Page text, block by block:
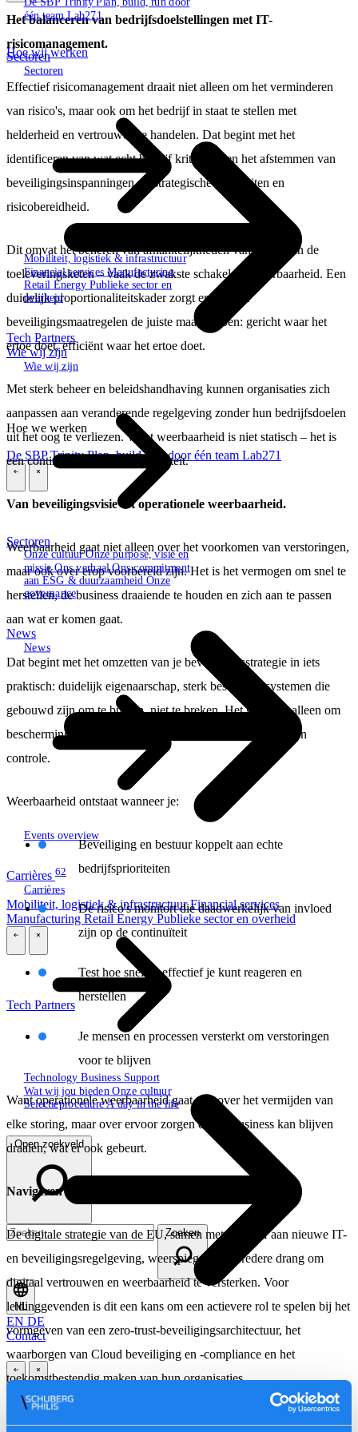
één teamLab271
Sectoren
Sectoren
Mobiliteit, logistiek & infrastructuur
Financial servicesManufacturing
Retail Energy Publieke sector en
overheid
Tech Partners
Wie wij zijn
Wie wij zijn
Onze cultuurOnze purpose, visie en
missieOns verhaalOns commitment
aan ESG & duurzaamheid Onze
governance
News
News
Events overview
Carrières 62
Carrières
Technology Business Support
Wat wij jou biedenOnze cultuur
SelectieprocedureA day in the life
Open zoekveld
Zoeken
NL
EN DE
Contact
Hoe wij werken
Hoe we werken
De SBP TrinityPlan, build, run door één team Lab271
Sectoren
Mobiliteit, logistiek & infrastructuurFinancial services
Manufacturing Retail Energy Publieke sector en overheid
Tech Partners
\ \
Het balanceren van bedrijfsdoelstellingen met IT-
risicomanagement.
Effectief risicomanagement draait niet alleen om het verminderen
van risico's, maar ook om het bedrijf in staat te stellen met
helderheid en vertrouwen te handelen. Dat begint met het
identificeren van wat echt bedrijf kritisch is en het afstemmen van
beveiligingsinspanningen op strategische prioriteiten en
risicobereidheid.
Dit omvat het beheren van afhankelijkheden van derden en de
toeleveringsketen – vaak de zwakste schakels in weerbaarheid. Een
duidelijk proportionaliteitskader zorgt ervoor dat
beveiligingsmaatregelen de juiste maat hebben: gericht waar het
ertoe doet, efficiënt waar het ertoe doet.
Met sterk beheer en beleidshandhaving kunnen organisaties zich
aanpassen aan veranderende regelgeving zonder hun bedrijfsdoelen
uit het oog te verliezen. Want weerbaarheid is niet statisch – het is
een continue, strategische capaciteit.
Van beveiligingsvisie tot operationele weerbaarheid.
Weerbaarheid gaat niet alleen over het voorkomen van verstoringen,
maar ook over erop voorbereid zijn. Het is het vermogen om snel te
herstellen, de business draaiende te houden en zich aan te passen
aan wat er komen gaat.
Dat begint met het omzetten van je beveiligingsstrategie in iets
praktisch: duidelijk eigenaarschap, sterk bestuur en systemen die
gebouwd zijn om te buigen, niet te breken. Het gaat niet alleen om
bescherming, maar ook om herstelvermogen, continuïteit en
controle.
Weerbaarheid ontstaat wanneer je:
Beveiliging en bestuur koppelt aan echte
bedrijfsprioriteiten
De risico's monitort die daadwerkelijk van invloed
zijn op de continuïteit
Test hoe snel en effectief je kunt reageren en
herstellen
Je mensen en processen versterkt om verstoringen
voor te blijven
Want operationele weerbaarheid gaat niet over het vermijden van
elke storing, maar over ervoor zorgen dat de business kan blijven
draaien, wat er ook gebeurt.
Navigeren door nieuwe wet- en regelgeving.
De digitale strategie van de EU, samen met een golf aan nieuwe IT-
en beveiligingsregelgeving, weerspiegelt een bredere drang om
digitaal vertrouwen en weerbaarheid te versterken. Voor
leidinggevenden is dit een kans om een ​​actievere rol te spelen bij het
vormgeven van een zero-trust-beveiligingsarchitectuur, het
waarborgen van Cloud beveiliging en -compliance en het
toekomstbestendig maken van hun organisaties.